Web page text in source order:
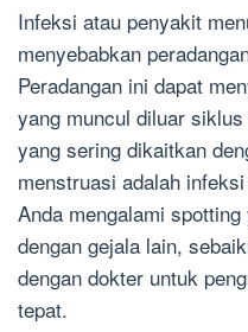
Infeksi atau penyakit
menyebabkan
Peradangan ini dapat
yang muncul diluar
yang sering dikaitkan
menstruasi adalah
Anda mengalami
dengan gejala lain,
dengan dokter untuk
tepat.